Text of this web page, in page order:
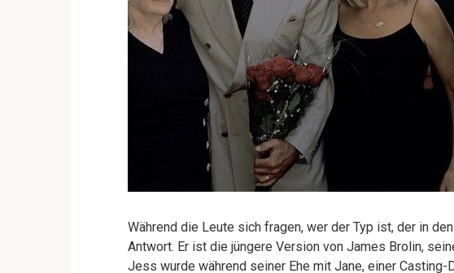
Während die Leute sich fragen, wer der Typ ist, der in
Antwort. Er ist die jüngere Version von James Brolin,
Jess wurde während seiner Ehe mit Jane, einer